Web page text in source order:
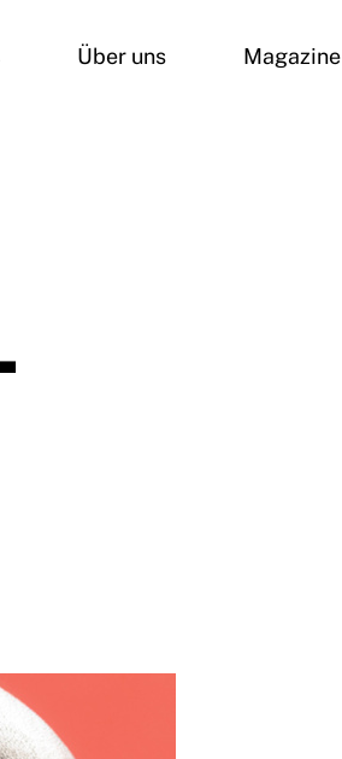
Über uns Magazine